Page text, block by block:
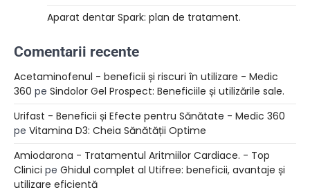
Aparat dentar Spark: plan de tratament.
Comentarii recente
Acetaminofenul - beneficii și riscuri în utilizare - Medic
360 pe Sindolor Gel Prospect: Beneficiile și utilizările sale.
Urifast - Beneficii și Efecte pentru Sănătate - Medic 360
pe Vitamina D3: Cheia Sănătății Optime
Amiodarona - Tratamentul Aritmiilor Cardiace. - Top
Clinici pe Ghidul complet al Utifree: beneficii, avantaje și
utilizare eficientă